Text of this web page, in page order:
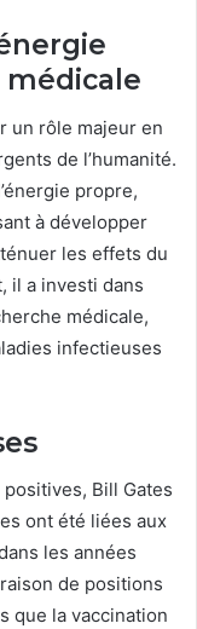
un rôle majeur en
de l’humanité.
propre,
à développer
les effets du
il a investi dans
médicale,
infectieuses
Bill Gates
ont été liées aux
les années
de positions
que la vaccination